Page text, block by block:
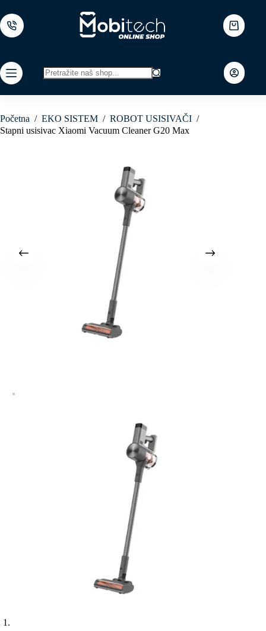
to
content
Shopping
cart
results
Početna / EKO SISTEM / ROBOT USISIVAČI /
Stapni usisivac Xiaomi Vacuum Cleaner G20 Max